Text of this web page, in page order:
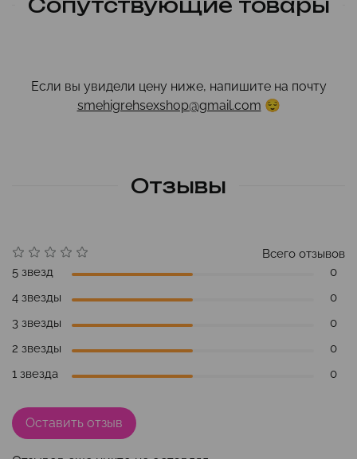
Сопутствующие товары
Если вы увидели цену ниже, напишите на почту
smehigrehsexshop@gmail.com 😌
Отзывы
Всего отзывов
5 звезд
0
4 звезды
0
3 звезды
0
2 звезды
0
1 звезда
0
Оставить отзыв